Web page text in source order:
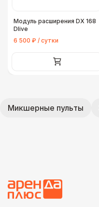
Модуль расширения DX 168
Dlive
6 500 ₽ / сутки
Микшерные пульты